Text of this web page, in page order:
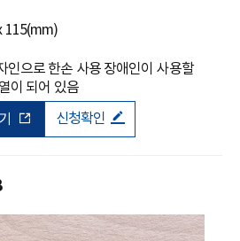
115(mm)
인으로 한손 사용 장애인이 사용할
이 되어 있음
신청확인